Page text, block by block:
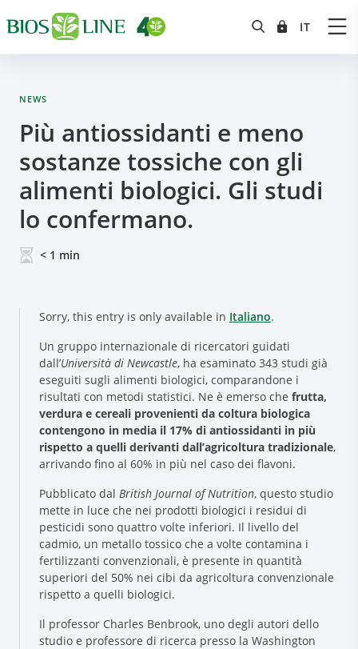
Research and Quality
Social & Environment
News
Gallery
NEWS
Più antiossidanti e meno
sostanze tossiche con gli
alimenti biologici. Gli studi
lo confermano.
< 1 min
Sorry, this entry is only available in Italiano.
Un gruppo internazionale di ricercatori guidati
dall’Università di Newcastle, ha esaminato 343 studi già
eseguiti sugli alimenti biologici, comparandone i
risultati con metodi statistici. Ne è emerso che frutta,
verdura e cereali provenienti da coltura biologica
contengono in media il 17% di antiossidanti in più
rispetto a quelli derivanti dall’agricoltura tradizionale,
arrivando fino al 60% in più nel caso dei flavoni.
Pubblicato dal British Journal of Nutrition, questo studio
mette in luce che nei prodotti biologici i residui di
pesticidi sono quattro volte inferiori. Il livello del
cadmio, un metallo tossico che a volte contamina i
fertilizzanti convenzionali, è presente in quantità
superiori del 50% nei cibi da agricoltura convenzionale
rispetto a quelli biologici.
Il professor Charles Benbrook, uno degli autori dello
studio e professore di ricerca presso la Washington